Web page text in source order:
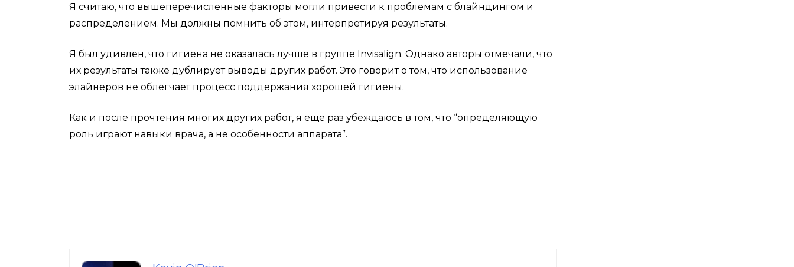
Я считаю, что вышеперечисленные факторы могли привести к проблемам с блайндингом и
распределением. Мы должны помнить об этом, интерпретируя результаты.
Я был удивлен, что гигиена не оказалась лучше в группе Invisalign. Однако авторы отмечали, что
их результаты также дублирует выводы других работ. Это говорит о том, что использование
элайнеров не облегчает процесс поддержания хорошей гигиены.
Как и после прочтения многих других работ, я еще раз убеждаюсь в том, что “определяющую
роль играют навыки врача, а не особенности аппарата”.